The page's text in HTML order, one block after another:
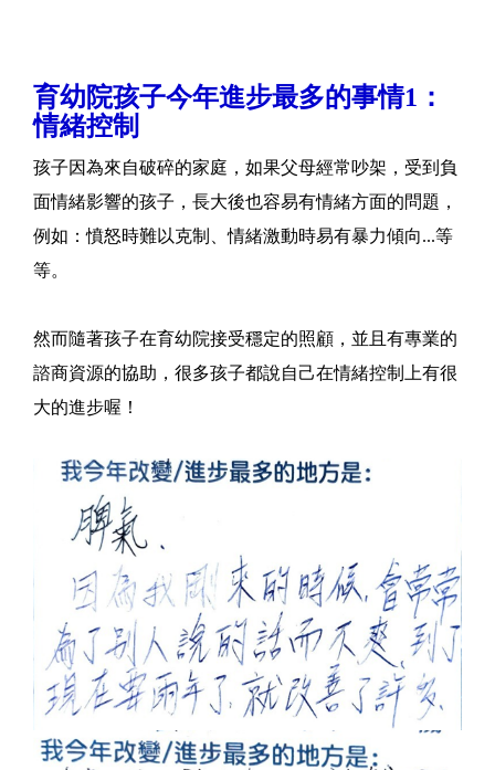
育幼院孩子今年進步最多的事情1：
情緒控制
孩子因為來自破碎的家庭，如果父母經常吵架，受到負
面情緒影響的孩子，長大後也容易有情緒方面的問題，
例如：憤怒時難以克制、情緒激動時易有暴力傾向...等
等。
然而隨著孩子在育幼院接受穩定的照顧，並且有專業的
諮商資源的協助，很多孩子都說自己在情緒控制上有很
大的進步喔！